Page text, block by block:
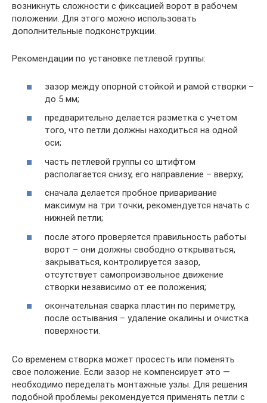
возникнуть сложности с фиксацией ворот в рабочем
положении. Для этого можно использовать
дополнительные подконструкции.
Рекомендации по установке петлевой группы:
зазор между опорной стойкой и рамой створки –
до 5 мм;
предварительно делается разметка с учетом
того, что петли должны находиться на одной
оси;
часть петлевой группы со штифтом
располагается снизу, его направление – вверху;
сначала делается пробное приваривание
максимум на три точки, рекомендуется начать с
нижней петли;
после этого проверяется правильность работы
ворот – они должны свободно открываться,
закрываться, контролируется зазор,
отсутствует самопроизвольное движение
створки независимо от ее положения;
окончательная сварка пластин по периметру,
после остывания – удаление окалины и очистка
поверхности.
Со временем створка может просесть или поменять
свое положение. Если зазор не компенсирует это —
необходимо переделать монтажные узлы. Для решения
подобной проблемы рекомендуется применять петли с